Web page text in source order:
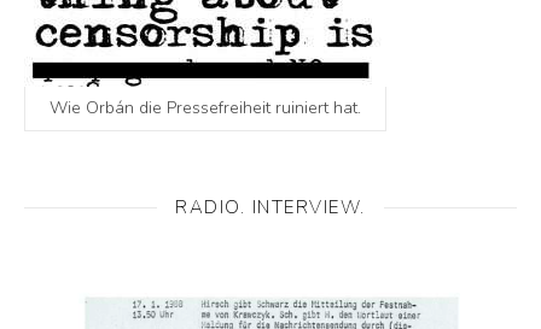
Wie Orbán die Pressefreiheit ruiniert hat.
RADIO. INTERVIEW.